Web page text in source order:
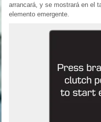
arrancará, y se mostrará en el
elemento emergente.